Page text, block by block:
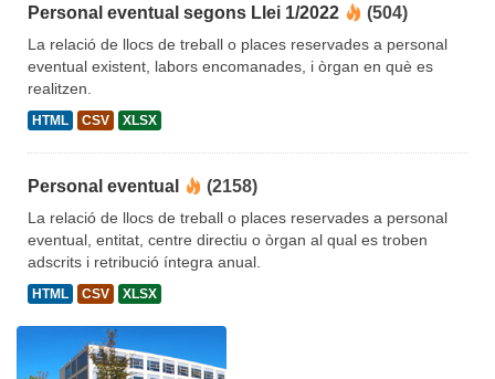
Personal eventual segons Llei 1/2022 (504)
La relació de llocs de treball o places reservades a personal
eventual existent, labors encomanades, i òrgan en què es
realitzen.
HTML CSV XLSX
Personal eventual (2158)
La relació de llocs de treball o places reservades a personal
eventual, entitat, centre directiu o òrgan al qual es troben
adscrits i retribució íntegra anual.
HTML CSV XLSX